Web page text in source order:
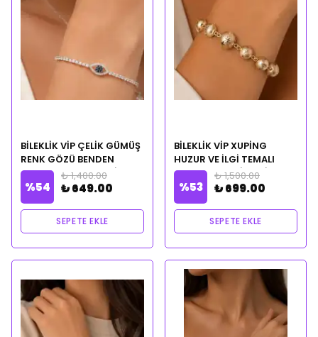
BİLEKLİK VİP ÇELİK GÜMÜŞ
RENK GÖZÜ BENDEN
BAŞKASINI GÖRMESİN
TEMALI CLEOPATRA
CİLVESİ NOTALI YAĞ
HEDİYELİ
%54
₺ 1,400.00
₺ 649.00
SEPETE EKLE
BİLEKLİK VİP XUPİNG
HUZUR VE İLGİ TEMALI
CLEOPATRA CİLVESİ
NOTALI YAĞ HEDİYELİ
%53
₺ 1,500.00
₺ 699.00
SEPETE EKLE